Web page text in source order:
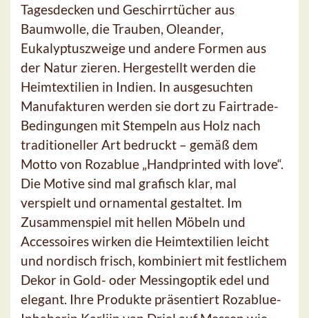
Tagesdecken und Geschirrtücher aus
Baumwolle, die Trauben, Oleander,
Eukalyptuszweige und andere Formen aus
der Natur zieren. Hergestellt werden die
Heimtextilien in Indien. In ausgesuchten
Manufakturen werden sie dort zu Fairtrade-
Bedingungen mit Stempeln aus Holz nach
traditioneller Art bedruckt – gemäß dem
Motto von Rozablue „Handprinted with love“.
Die Motive sind mal grafisch klar, mal
verspielt und ornamental gestaltet. Im
Zusammenspiel mit hellen Möbeln und
Accessoires wirken die Heimtextilien leicht
und nordisch frisch, kombiniert mit festlichem
Dekor in Gold- oder Messingoptik edel und
elegant. Ihre Produkte präsentiert Rozablue-